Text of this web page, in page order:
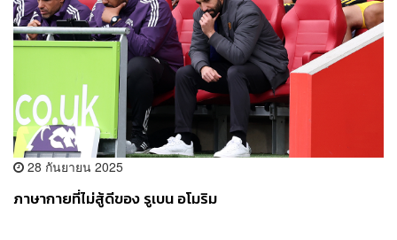
28 กันยายน 2025
ภาษากายที่ไม่สู้ดีของ รูเบน อโมริม